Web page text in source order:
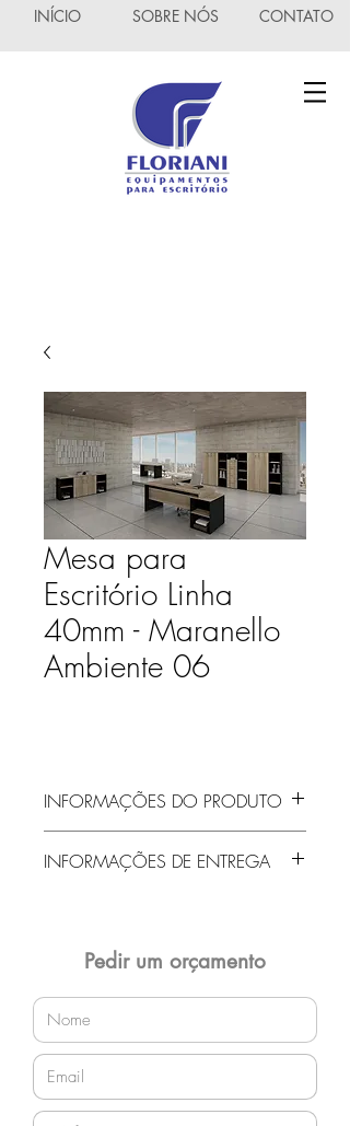
CONTATO
SOBRE NÓS
INÍCIO
Mesa para
Escritório Linha
40mm - Maranello
Ambiente 06
INFORMAÇÕES DO PRODUTO
INFORMAÇÕES DE ENTREGA
orçamento!Pedir um orçamento